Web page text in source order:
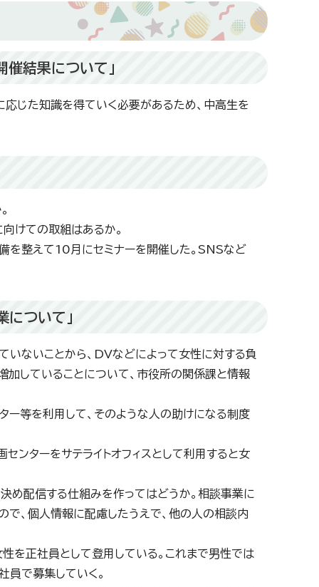
結果について」
じた知識を得ていく必要があるため、中高生を
けての取組はあるか。
を整えて10月にセミナーを開催した。SNSなど
ついて」
いないことから、DVなどによって女性に対する負
していることについて、市役所の関係課と情報
ー等を利用して、そのような人の助けになる制度
ンターをサテライトオフィスとして利用すると女
決め配信する仕組みを作ってはどうか。相談事業に
、個人情報に配慮したうえで、他の人の相談内
を正社員として登用している。これまで男性では
員で募集していく。